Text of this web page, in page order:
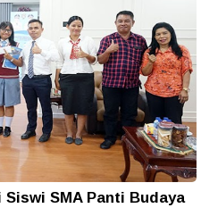
SMA Panti Budaya